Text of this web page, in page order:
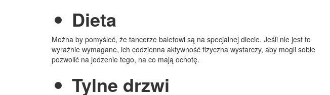
Dieta
Można by pomyśleć, że tancerze baletowi są na specjalnej diecie. Jeśli nie jest to
wyraźnie wymagane, ich codzienna aktywność fizyczna wystarczy, aby mogli sobie
pozwolić na jedzenie tego, na co mają ochotę.
Tylne drzwi